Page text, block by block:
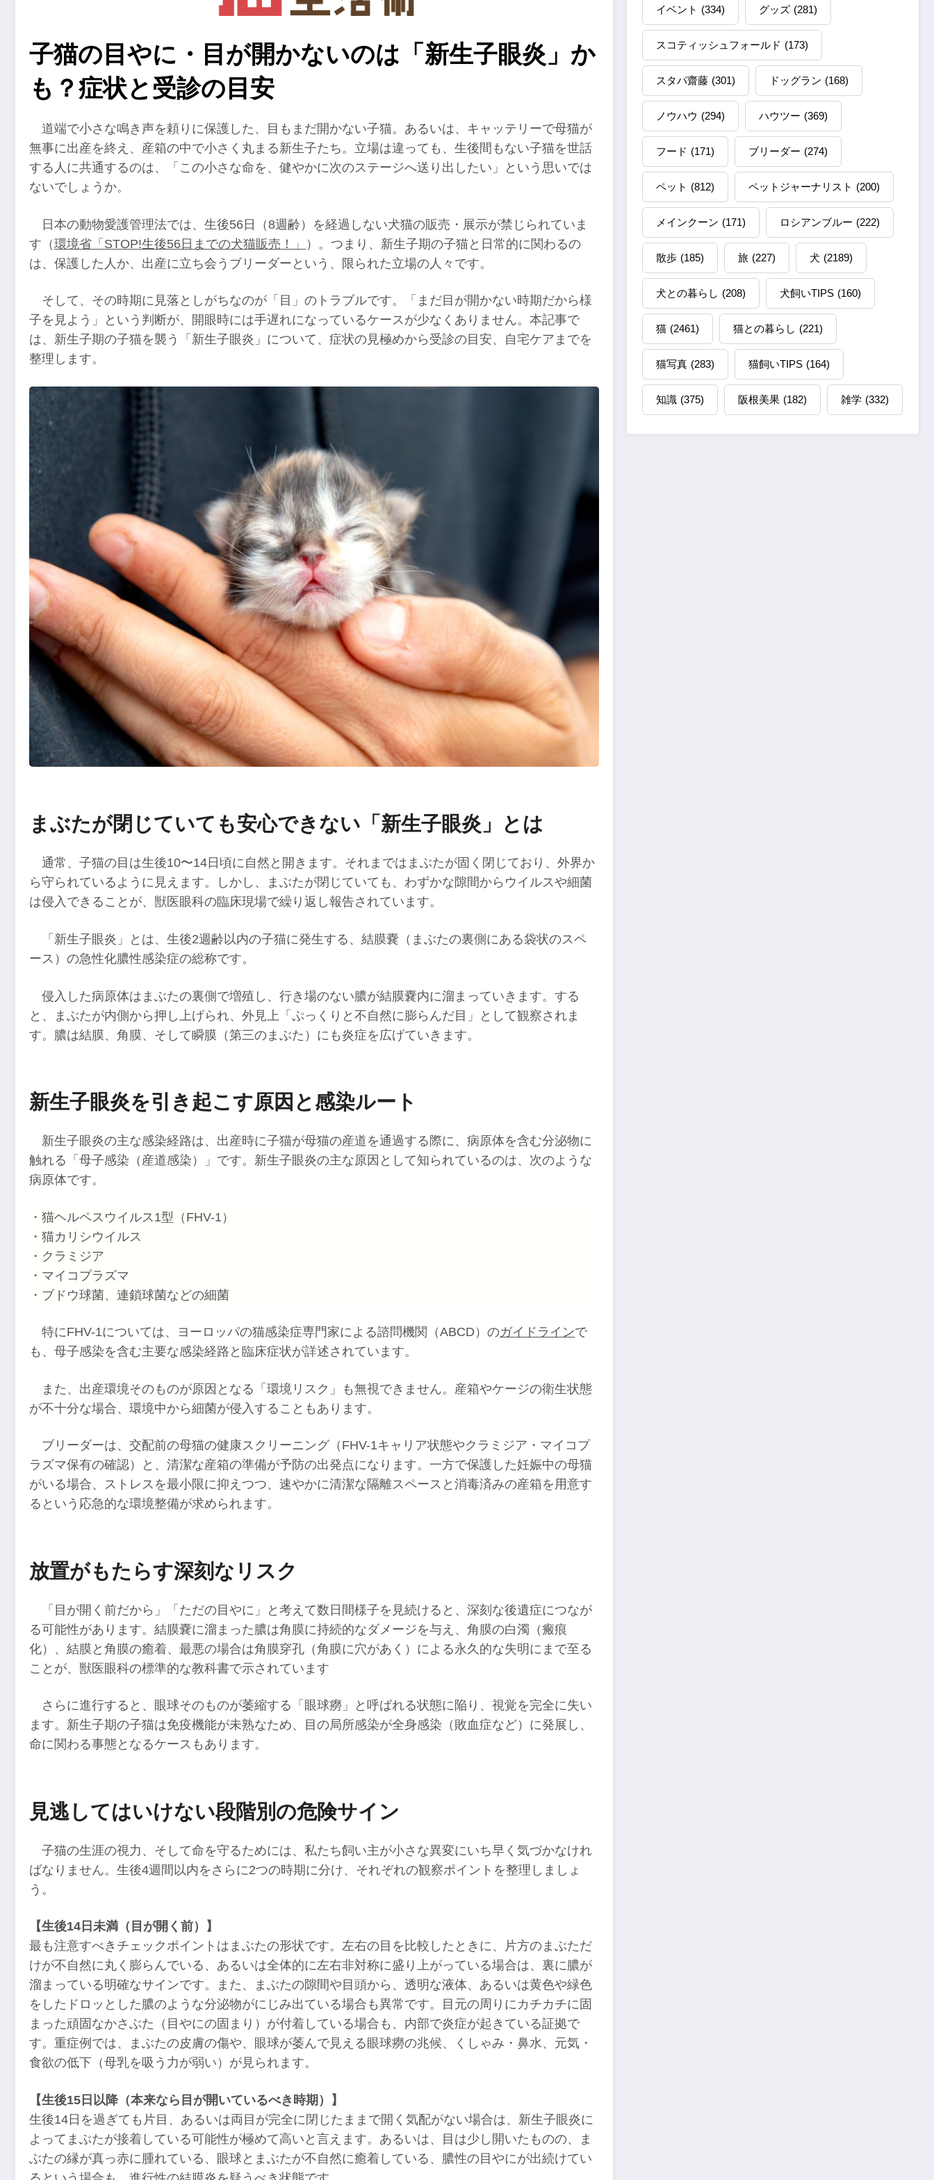
子猫の目やに・目が開かないのは「新生子眼炎」か
も？症状と受診の目安
道端で小さな鳴き声を頼りに保護した、目もまだ開かない子猫。あるいは、キャッテリーで母猫が
無事に出産を終え、産箱の中で小さく丸まる新生子たち。立場は違っても、生後間もない子猫を世話
する人に共通するのは、「この小さな命を、健やかに次のステージへ送り出したい」という思いでは
ないでしょうか。
日本の動物愛護管理法では、生後56日（8週齢）を経過しない犬猫の販売・展示が禁じられていま
す（環境省「STOP!生後56日までの犬猫販売！」
）。つまり、新生子期の子猫と日常的に関わるの
は、保護した人か、出産に立ち会うブリーダーという、限られた立場の人々です。
そして、その時期に見落としがちなのが「目」のトラブルです。「まだ目が開かない時期だから様
子を見よう」という判断が、開眼時には手遅れになっているケースが少なくありません。本記事で
は、新生子期の子猫を襲う「新生子眼炎」について、症状の見極めから受診の目安、自宅ケアまでを
整理します。
まぶたが閉じていても安心できない「新生子眼炎」とは
通常、子猫の目は生後10〜14日頃に自然と開きます。それまではまぶたが固く閉じており、外界か
ら守られているように見えます。しかし、まぶたが閉じていても、わずかな隙間からウイルスや細菌
は侵入できることが、獣医眼科の臨床現場で繰り返し報告されています。
「新生子眼炎」とは、生後2週齢以内の子猫に発生する、結膜嚢（まぶたの裏側にある袋状のスペ
ース）の急性化膿性感染症の総称です。
侵入した病原体はまぶたの裏側で増殖し、行き場のない膿が結膜嚢内に溜まっていきます。する
と、まぶたが内側から押し上げられ、外見上「ぷっくりと不自然に膨らんだ目」として観察されま
す。膿は結膜、角膜、そして瞬膜（第三のまぶた）にも炎症を広げていきます。
新生子眼炎を引き起こす原因と感染ルート
新生子眼炎の主な感染経路は、出産時に子猫が母猫の産道を通過する際に、病原体を含む分泌物に
触れる「母子感染（産道感染）」です。新生子眼炎の主な原因として知られているのは、次のような
病原体です。
・猫ヘルペスウイルス1型（FHV-1）
・猫カリシウイルス
・クラミジア
・マイコプラズマ
・ブドウ球菌、連鎖球菌などの細菌
特にFHV-1については、ヨーロッパの猫感染症専門家による諮問機関（ABCD）のガイドラインで
も、母子感染を含む主要な感染経路と臨床症状が詳述されています。
また、出産環境そのものが原因となる「環境リスク」も無視できません。産箱やケージの衛生状態
が不十分な場合、環境中から細菌が侵入することもあります。
ブリーダーは、交配前の母猫の健康スクリーニング（FHV-1キャリア状態やクラミジア・マイコプ
ラズマ保有の確認）と、清潔な産箱の準備が予防の出発点になります。一方で保護した妊娠中の母猫
がいる場合、ストレスを最小限に抑えつつ、速やかに清潔な隔離スペースと消毒済みの産箱を用意す
るという応急的な環境整備が求められます。
放置がもたらす深刻なリスク
「目が開く前だから」「ただの目やに」と考えて数日間様子を見続けると、深刻な後遺症につなが
る可能性があります。結膜嚢に溜まった膿は角膜に持続的なダメージを与え、角膜の白濁（瘢痕
化）、結膜と角膜の癒着、最悪の場合は角膜穿孔（角膜に穴があく）による永久的な失明にまで至る
ことが、獣医眼科の標準的な教科書で示されています
さらに進行すると、眼球そのものが萎縮する「眼球癆」と呼ばれる状態に陥り、視覚を完全に失い
ます。新生子期の子猫は免疫機能が未熟なため、目の局所感染が全身感染（敗血症など）に発展し、
命に関わる事態となるケースもあります。
見逃してはいけない段階別の危険サイン
子猫の生涯の視力、そして命を守るためには、私たち飼い主が小さな異変にいち早く気づかなけれ
ばなりません。生後4週間以内をさらに2つの時期に分け、それぞれの観察ポイントを整理しましょ
う。
【生後14日未満（目が開く前）】
最も注意すべきチェックポイントはまぶたの形状です。左右の目を比較したときに、片方のまぶただ
けが不自然に丸く膨らんでいる、あるいは全体的に左右非対称に盛り上がっている場合は、裏に膿が
溜まっている明確なサインです。また、まぶたの隙間や目頭から、透明な液体、あるいは黄色や緑色
をしたドロッとした膿のような分泌物がにじみ出ている場合も異常です。目元の周りにカチカチに固
まった頑固なかさぶた（目やにの固まり）が付着している場合も、内部で炎症が起きている証拠で
す。重症例では、まぶたの皮膚の傷や、眼球が萎んで見える眼球癆の兆候、くしゃみ・鼻水、元気・
食欲の低下（母乳を吸う力が弱い）が見られます。
【生後15日以降（本来なら目が開いているべき時期）】
生後14日を過ぎても片目、あるいは両目が完全に閉じたままで開く気配がない場合は、新生子眼炎に
よってまぶたが接着している可能性が極めて高いと言えます。あるいは、目は少し開いたものの、ま
ぶたの縁が真っ赤に腫れている、眼球とまぶたが不自然に癒着している、膿性の目やにが出続けてい
イベント (334) グッズ (281)
スコティッシュフォールド (173)
スタパ齋藤 (301) ドッグラン (168)
ノウハウ (294) ハウツー (369)
フード (171) ブリーダー (274)
ペット (812) ペットジャーナリスト (200)
メインクーン (171) ロシアンブルー (222)
散歩 (185) 旅 (227) 犬 (2189)
犬との暮らし (208) 犬飼いTIPS (160)
猫 (2461) 猫との暮らし (221)
猫写真 (283) 猫飼いTIPS (164)
知識 (375) 阪根美果 (182) 雑学 (332)